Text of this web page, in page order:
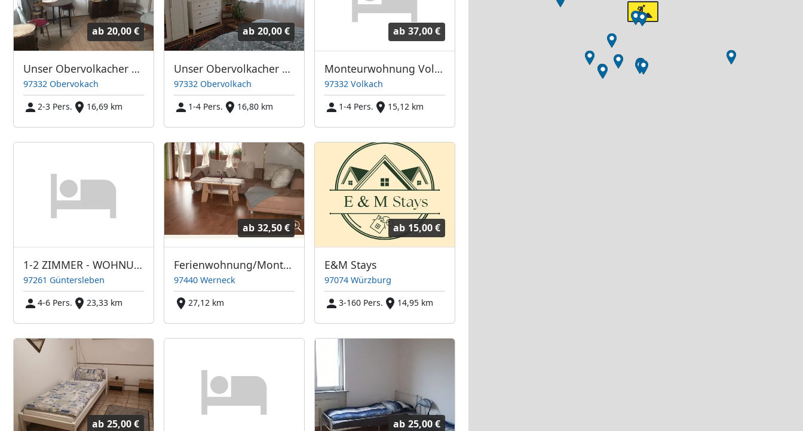
ab 20,00 €
Unser Obervolkacher Ferienhaus - Monteurwohnung mit 2 sep. Zimmern
97332 Obervokach
2-3 Pers.
16,69 km
ab 20,00 €
Unser Obervolkacher Ferienhaus - die Ferienwohnung
97332 Obervolkach
1-4 Pers.
16,80 km
ab 37,00 €
Monteurwohnung Volkach
97332 Volkach
1-4 Pers.
15,12 km
1-2 ZIMMER - WOHNUNG Küche, Du, Terr. * 4-6 BETTEN * Tel ab 20 Tage = 16-18 Eu je P/NT
97261 Güntersleben
4-6 Pers.
23,33 km
ab 32,50 €
Ferienwohnung/Monteurwohnung
97440 Werneck
27,12 km
ab 15,00 €
E&M Stays
97074 Würzburg
3-160 Pers.
14,95 km
ab 25,00 € ab 25,00 €